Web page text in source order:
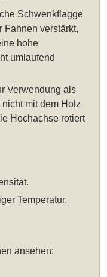
Schwenkflagge
Fahnen verstärkt,
hohe
umlaufend
Verwendung als
mit dem Holz
Hochachse rotiert
Temperatur.
ansehen: